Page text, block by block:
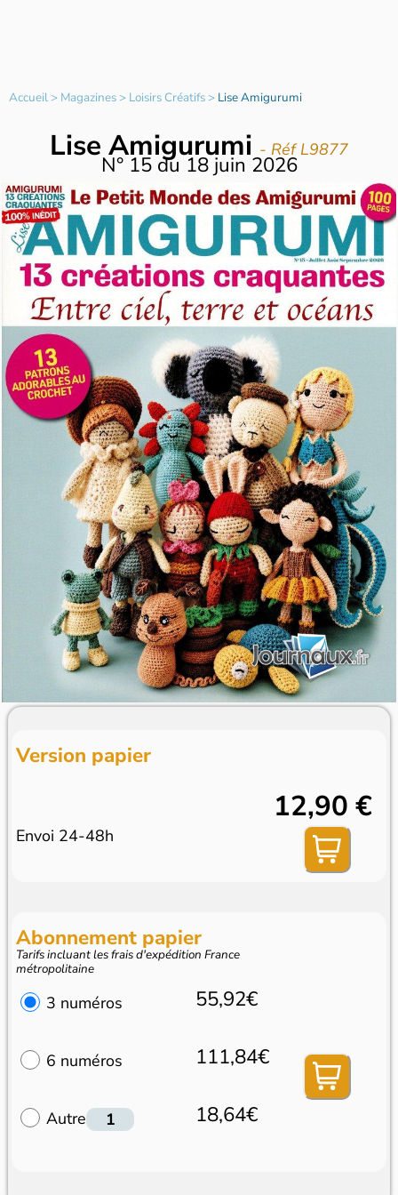
Accueil> Magazines> Loisirs Créatifs> Lise Amigurumi
Lise Amigurumi - Réf L9877
N° 15du18 juin 2026
Version papier
Envoi 24-48h
12,90 €
Abonnement papier
Tarifs incluant les frais d'expédition France
métropolitaine
3 numéros 55,92€
6 numéros 111,84€
Autre 18,64€